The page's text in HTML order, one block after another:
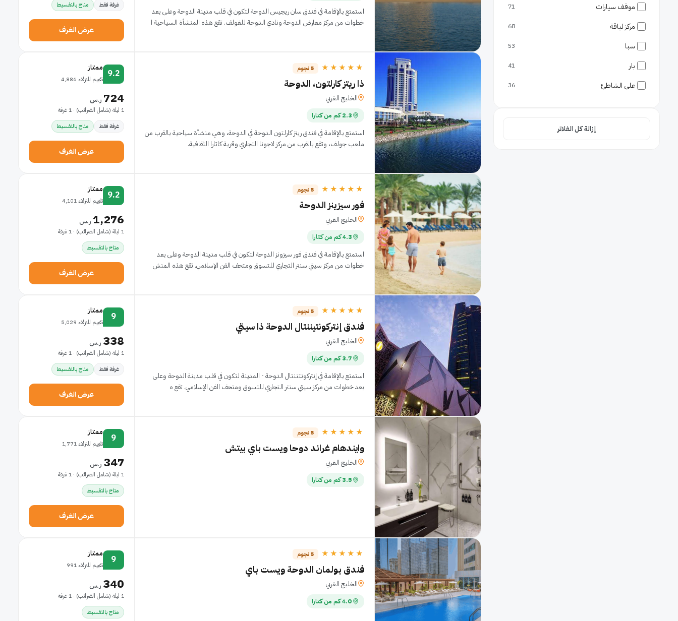
موقف سيارات 71
مركز لياقة 68
سبا 53
بار 41
على الشاطئ 36
إزالة كل الفلاتر
استمتع بالإقامة في فندق سان ريجيس الدوحة لتكون في قلب مدينة الدوحة وعلى بعد
خطوات من مركز معارض الدوحة ونادي الدوحة للغولف. تقع هذه المنشأة السياحية ا
غرفة فقط
متاح بالتقسيط
عرض الغرف
★★★★★ 5 نجوم
ذا ريتز كارلتون، الدوحة
الخليج الغربي
2.3 كم من كتارا
استمتع بالإقامة في فندق ريتز كارلتون الدوحة في الدوحة، وهي منشأة سياحية بالقرب من
ملعب جولف، وتقع بالقرب من مركز لاجونا التجاري وقرية كاتارا الثقافية.
9.2
ممتاز
تقييم للنزلاء 4,886
724 ر.س
1 ليلة (شامل الضرائب) · 1 غرفة
غرفة فقط
متاح بالتقسيط
عرض الغرف
★★★★★ 5 نجوم
فور سيزينز الدوحة
الخليج الغربي
4.3 كم من كتارا
استمتع بالإقامة في فندق فور سيزونز الدوحة لتكون في قلب مدينة الدوحة وعلى بعد
خطوات من مركز سيتي سنتر التجاري للتسوق ومتحف الفن الإسلامي. تقع هذه المنش
9.2
ممتاز
تقييم للنزلاء 4,101
1,276 ر.س
1 ليلة (شامل الضرائب) · 1 غرفة
متاح بالتقسيط
عرض الغرف
★★★★★ 5 نجوم
فندق إنتركونتيننتال الدوحة ذا سيتي
الخليج الغربي
3.7 كم من كتارا
استمتع بالإقامة في إنتركونتننتال الدوحة - المدينة لتكون في قلب مدينة الدوحة وعلى
بعد خطوات من مركز سيتي سنتر التجاري للتسوق ومتحف الفن الإسلامي. تقع ه
9
ممتاز
تقييم للنزلاء 5,029
338 ر.س
1 ليلة (شامل الضرائب) · 1 غرفة
غرفة فقط
متاح بالتقسيط
عرض الغرف
★★★★★ 5 نجوم
وايندهام غراند دوحا ويست باي بيتش
الخليج الغربي
3.5 كم من كتارا
9
ممتاز
تقييم للنزلاء 1,771
347 ر.س
1 ليلة (شامل الضرائب) · 1 غرفة
متاح بالتقسيط
عرض الغرف
★★★★★ 5 نجوم
فندق بولمان الدوحة ويست باي
الخليج الغربي
4.0 كم من كتارا
9
ممتاز
تقييم للنزلاء 991
340 ر.س
1 ليلة (شامل الضرائب) · 1 غرفة
متاح بالتقسيط